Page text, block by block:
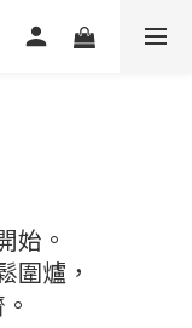
始。
圍爐，